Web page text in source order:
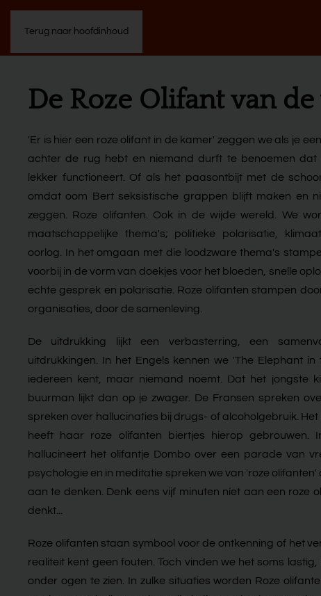
Terug naar hoofdinhoud
De Roze Olifant van
'Er is hier een roze olifant in de kamer' zeggen we als je
achter de rug hebt en niemand durft te benoemen dat
lekker functioneert. Of als het paasontbijt met de
omdat oom Bert seksistische grappen blijft maken en
zeggen. Roze olifanten. Ook in de wijde wereld. We
maatschappelijke thema's; politieke polarisatie,
oorlog. In het omgaan met die loodzware thema's
voorbij in de vorm van doekjes voor het bloeden, snelle
echte gesprek en polarisatie. Roze olifanten stampen
organisaties, door de samenleving.
De uitdrukking lijkt een verbasterring, een
uitdrukkingen. In het Engels kennen we 'The Elephant
iedereen kent, maar niemand noemt. Dat het jongste
buurman lijkt dan op je zwager. De Fransen spreken
spreken over hallucinaties bij drugs- of alcoholgebruik.
heeft haar roze olifanten biertjes hierop gebrouwen.
hallucineert het olifantje Dombo over een parade van
psychologie en in meditatie spreken we van 'roze
aan te denken. Denk eens vijf minuten níet aan een roze
denkt...
Roze olifanten staan symbool voor de ontkenning of het
realiteit kent geen fouten. Toch vinden we het soms
onder ogen te zien. In zulke situaties worden Roze